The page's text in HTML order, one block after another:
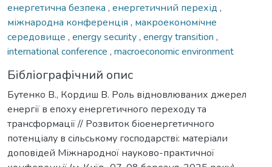
енергетична безпека , енергетичний перехід ,
міжнародна конференція , макроекономічне
середовище , energy security, energy transition ,
international conference , macroeconomic environment
Бібліографічний опис
Бутенко В., Кордиш В. Роль відновлюваних джерел
енергії в епоху енергетичного переходу та
трансформації // Розвиток біоенергетичного
потенціалу в сільському господарстві: матеріали
доповідей Міжнародної науково-практичної